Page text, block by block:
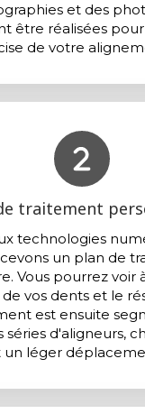
et des
être réalisées
de votre
traitement
technologies
un plan de
Vous pourrez voir
de vos dents et le
est ensuite
séries d'aligneurs,
léger